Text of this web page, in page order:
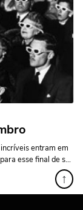
entram em
esse final de s...
↑